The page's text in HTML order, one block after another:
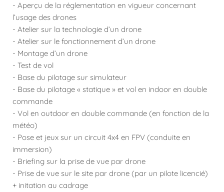
- Aperçu de la réglementation en vigueur concernant
l’usage des drones
- Atelier sur la technologie d’un drone
- Atelier sur le fonctionnement d’un drone
- Montage d’un drone
- Test de vol
- Base du pilotage sur simulateur
- Base du pilotage « statique » et vol en indoor en double
commande
- Vol en outdoor en double commande (en fonction de la
météo)
- Pose et jeux sur un circuit 4x4 en FPV (conduite en
immersion)
- Briefing sur la prise de vue par drone
- Prise de vue sur le site par drone (par un pilote licencié)
+ initation au cadrage